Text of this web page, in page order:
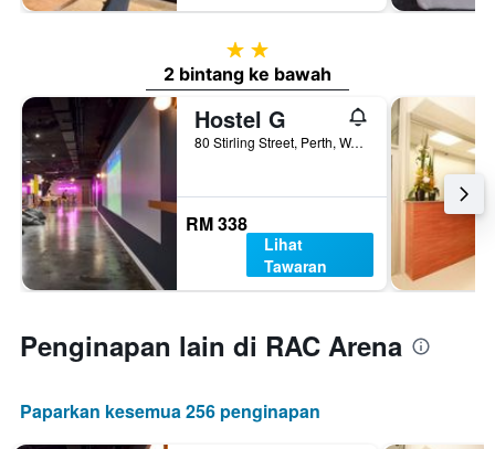
2 bintang
2 bintang ke bawah
Hostel G
80 Stirling Street, Perth, WA, Australia
RM 338
Lihat
Tawaran
Penginapan lain di RAC Arena
Paparkan kesemua 256 penginapan